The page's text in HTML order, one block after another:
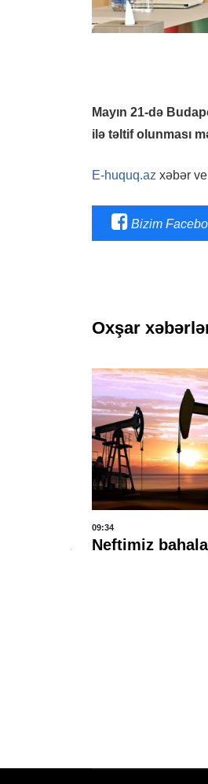
Mayın 21-də
ilə təltif olunması
E-huquq.az xəbər
Bizim
Oxşar
09:34
Neftimiz